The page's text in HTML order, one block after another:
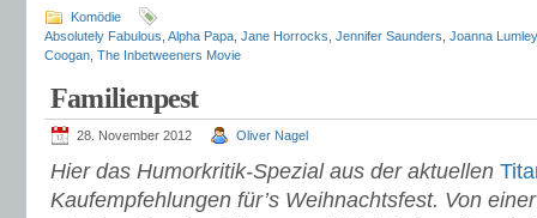
Komödie
Absolutely Fabulous Alpha Papa Jane Horrocks Jennifer Saunders Joanna Lumley
Coogan The Inbetweeners Movie
Familienpest
28. November 2012 Oliver Nagel
Hier das Humorkritik-Spezial aus der aktuellen
Kaufempfehlungen für’s Weihnachtsfest. Von